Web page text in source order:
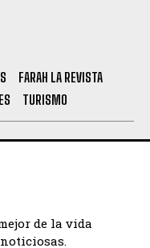
FARAH LA REVISTA
TURISMO
de la vida